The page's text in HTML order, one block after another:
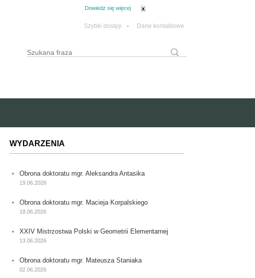
Dowiedz się więcej x
Szybki dostęp • Dane kontaktowe
Formularz wyszukiwania
Wyszukaj
WYDARZENIA
Obrona doktoratu mgr. Aleksandra Antasika
19.06.2026
Obrona doktoratu mgr. Macieja Korpalskiego
18.06.2026
XXIV Mistrzostwa Polski w Geometrii Elementarnej
13.06.2026
Obrona doktoratu mgr. Mateusza Staniaka
02.06.2026